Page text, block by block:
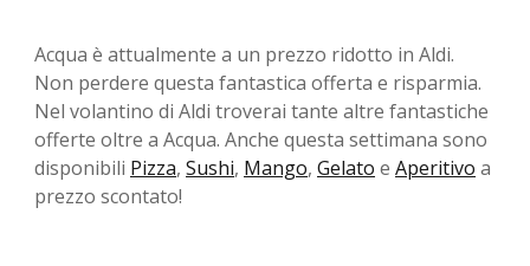
Acqua è attualmente a un prezzo ridotto in Aldi.
Non perdere questa fantastica offerta e risparmia.
Nel volantino di Aldi troverai tante altre fantastiche
offerte oltre a Acqua. Anche questa settimana sono
disponibili Pizza, Sushi, Mango, Gelato e Aperitivo a
prezzo scontato!